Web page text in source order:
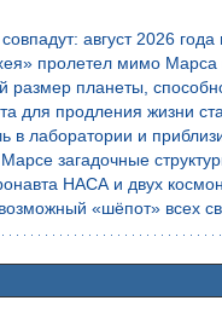
август 2026
пролетел мимо
планеты,
для продления жизни
лаборатории и
загадочные
НАСА и двух
«шёпот» всех